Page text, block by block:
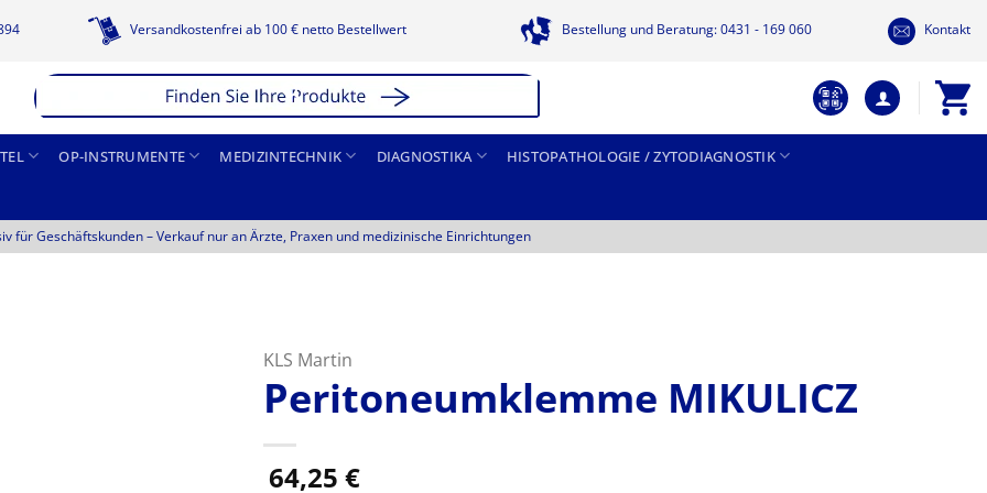
Versandkostenfrei ab 100 € netto Bestellwert Bestellung und Beratung: 0431 - 169 060 Kontakt
OP-INSTRUMENTE MEDIZINTECHNIK DIAGNOSTIKA HISTOPATHOLOGIE / ZYTODIAGNOSTIK
für Geschäftskunden –Verkauf nur an Ärzte, Praxen und medizinische Einrichtungen
KLS Martin
Peritoneumklemme MIKULICZ
64,25 €